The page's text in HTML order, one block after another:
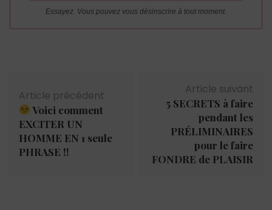
Essayez. Vous pouvez vous désinscrire à tout moment.
d'article
Article précédent
Voici comment
EXCITER UN
HOMME EN 1 seule
PHRASE !!
Article suivant
5 SECRETS à faire
pendant les
PRÉLIMINAIRES
pour le faire
FONDRE de PLAISIR